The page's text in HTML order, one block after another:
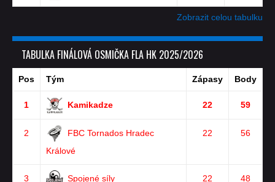
Zobrazit celou tabulku
TABULKA FINÁLOVÁ OSMIČKA FLA HK 2025/2026
Pos Tým Zápasy Body
1 Kamikadze 22 59
2
FBC Tornados Hradec
Králové
22 56
3 Spojené síly 22 48